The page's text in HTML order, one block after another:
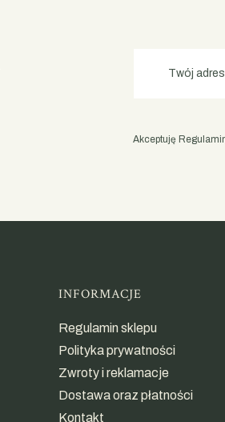
Twój adres
Akceptuję
Linki w
INFORMACJE
Regulamin sklepu
Polityka prywatności
Zwroty i reklamacje
Dostawa oraz płatności
Kontakt